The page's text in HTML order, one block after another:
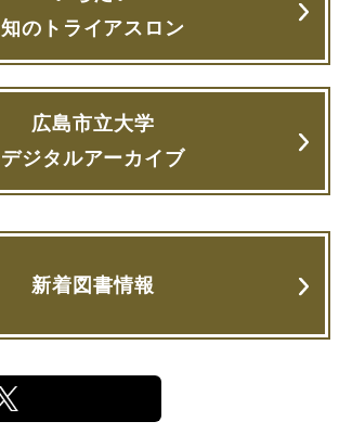
知のトライアスロン
広島市立大学
デジタルアーカイブ
新着図書情報